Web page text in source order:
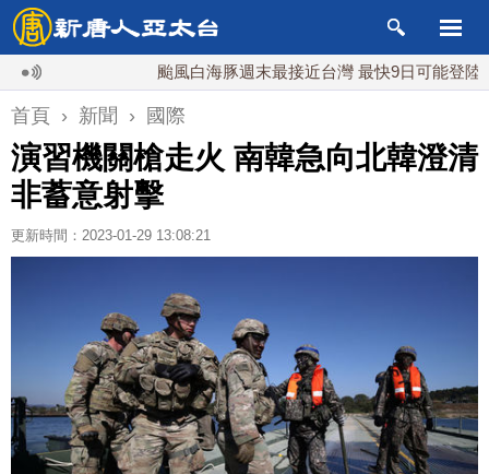
颱風白海豚週末最接近台灣 最快9日可能登陸中國
首頁 › 新聞 › 國際
演習機關槍走火 南韓急向北韓澄清
非蓄意射擊
更新時間：2023-01-29 13:08:21